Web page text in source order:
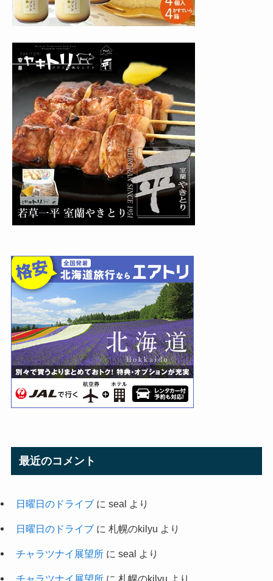
最近のコメント
日曜日のドライブに seal より
日曜日のドライブに 札幌のkilyu より
チャラツナイ展望所に seal より
チャラツナイ展望所に 札幌のkilyu より